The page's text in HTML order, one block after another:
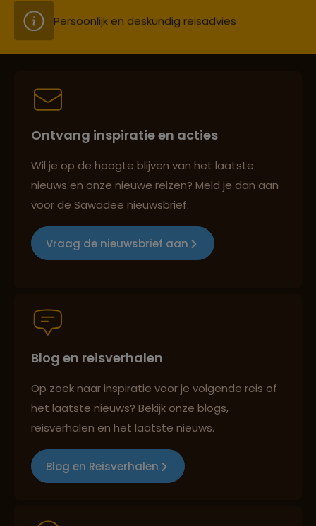
Persoonlijk en deskundig reisadvies
Best beoordeelde reisroutes
Groepsreizen mét indivuele vrijheid
Best beoordeelde reisroutes
Reizen met oog voor mens, cultuur en milieu
Ontvang inspiratie en acties
Wil je op de hoogte blijven van het laatste
nieuws en onze nieuwe reizen? Meld je dan aan
voor de Sawadee nieuwsbrief.
Vraag de nieuwsbrief aan
Blog en reisverhalen
Op zoek naar inspiratie voor je volgende reis of
het laatste nieuws? Bekijk onze blogs,
reisverhalen en het laatste nieuws.
Blog en Reisverhalen